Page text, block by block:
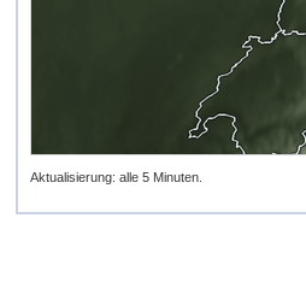
Aktualisierung: alle 5 Minuten.